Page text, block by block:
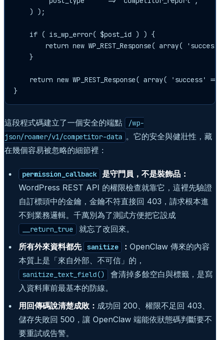
    ) );
    if ( is_wp_error( $post_id ) ) {
return new WP_REST_Response( array(
    }
return new WP_REST_Response( array( 'success'
}
這段程式碼建立了一個安全的端點
/wp-
json/roamer/v1/competitor-data 。它的安全與健壯性，藏
在幾個容易被忽略的細節裡：
permission_callback
是守門員，不是裝飾品：
WordPress REST API 的權限檢查就靠它，這裡先驗證
自訂標頭中的金鑰，金鑰不符直接回 403，請求根本進
不到業務邏輯。千萬別為了測試方便把它設成
__return_true
就忘了改回來。
所有外來資料都先
sanitize ：OpenClaw 傳來的內容
本質上是「來自外部、不可信」的，
sanitize_text_field()
會清掉多餘空白與標籤，是寫
入資料庫前最基本的防線。
用回傳碼說清楚成敗： 成功回 200、權限不足回 403、
儲存失敗回 500，讓 OpenClaw 端能依狀態碼判斷要不
要重試或告警。